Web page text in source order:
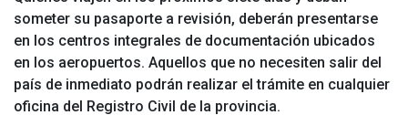
someter su pasaporte a revisión, deberán presentarse
en los centros integrales de documentación ubicados
en los aeropuertos. Aquellos que no necesiten salir del
país de inmediato podrán realizar el trámite en cualquier
oficina del Registro Civil de la provincia.